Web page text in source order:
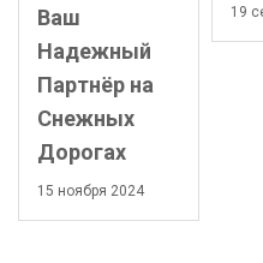
Ваш
Надежный
Партнёр на
Снежных
Дорогах
15 ноября 2024
19